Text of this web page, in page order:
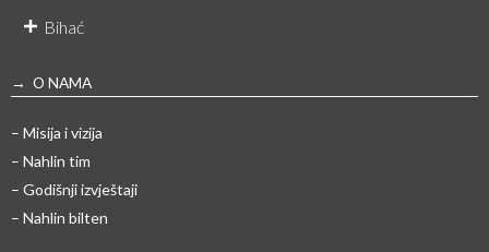
Bihać
→ O NAMA
– Misija i vizija
– Nahlin tim
– Godišnji izvještaji
– Nahlin bilten